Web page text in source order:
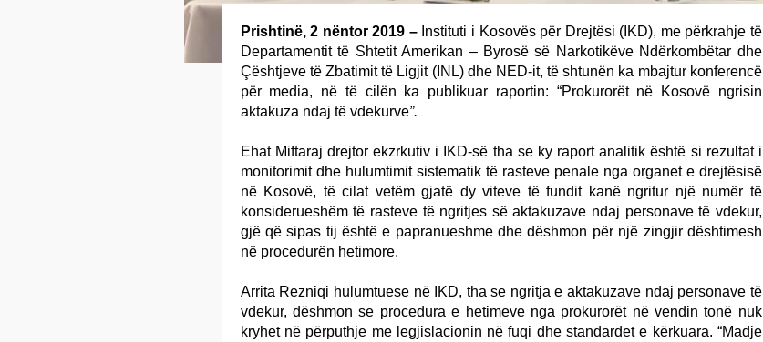
Prishtinë, 2 nëntor 2019 – Instituti i Kosovës për Drejtësi (IKD), me përkrahje të
Departamentit të Shtetit Amerikan – Byrosë së Narkotikëve Ndërkombëtar dhe
Çështjeve të Zbatimit të Ligjit (INL) dhe NED-it, të shtunën ka mbajtur konferencë
për media, në të cilën ka publikuar raportin: “Prokurorët në Kosovë ngrisin
aktakuza ndaj të vdekurve”.
Ehat Miftaraj drejtor ekzrkutiv i IKD-së tha se ky raport analitik është si rezultat i
monitorimit dhe hulumtimit sistematik të rasteve penale nga organet e drejtësisë
në Kosovë, të cilat vetëm gjatë dy viteve të fundit kanë ngritur një numër të
konsiderueshëm të rasteve të ngritjes së aktakuzave ndaj personave të vdekur,
gjë që sipas tij është e papranueshme dhe dëshmon për një zingjir dështimesh
në procedurën hetimore.
Arrita Rezniqi hulumtuese në IKD, tha se ngritja e aktakuzave ndaj personave të
vdekur, dëshmon se procedura e hetimeve nga prokurorët në vendin tonë nuk
kryhet në përputhje me legjislacionin në fuqi dhe standardet e kërkuara. “Madje